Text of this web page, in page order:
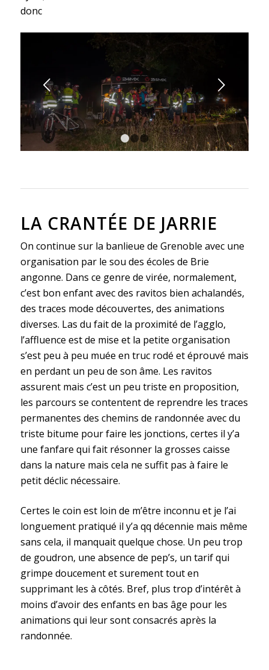
donc
Suivant
1 2 3
LA CRANTÉE DE JARRIE
On continue sur la banlieue de Grenoble avec une
organisation par le sou des écoles de Brie
angonne. Dans ce genre de virée, normalement,
c’est bon enfant avec des ravitos bien achalandés,
des traces mode découvertes, des animations
diverses. Las du fait de la proximité de l’agglo,
l’affluence est de mise et la petite organisation
s’est peu à peu muée en truc rodé et éprouvé mais
en perdant un peu de son âme. Les ravitos
assurent mais c’est un peu triste en proposition,
les parcours se contentent de reprendre les traces
permanentes des chemins de randonnée avec du
triste bitume pour faire les jonctions, certes il y’a
une fanfare qui fait résonner la grosses caisse
dans la nature mais cela ne suffit pas à faire le
petit déclic nécessaire.
Certes le coin est loin de m’être inconnu et je l’ai
longuement pratiqué il y’a qq décennie mais même
sans cela, il manquait quelque chose. Un peu trop
de goudron, une absence de pep’s, un tarif qui
grimpe doucement et surement tout en
supprimant les à côtés. Bref, plus trop d’intérêt à
moins d’avoir des enfants en bas âge pour les
animations qui leur sont consacrés après la
randonnée.